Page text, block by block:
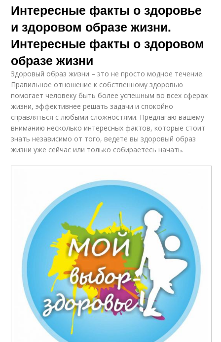
Интересные факты о здоровье
и здоровом образе жизни.
Интересные факты о здоровом
образе жизни
Здоровый образ жизни – это не просто модное течение.
Правильное отношение к собственному здоровью
помогает человеку быть более успешным во всех сферах
жизни, эффективнее решать задачи и спокойно
справляться с любыми сложностями. Предлагаю вашему
вниманию несколько интересных фактов, которые стоит
знать независимо от того, ведете вы здоровый образ
жизни уже сейчас или только собираетесь начать.